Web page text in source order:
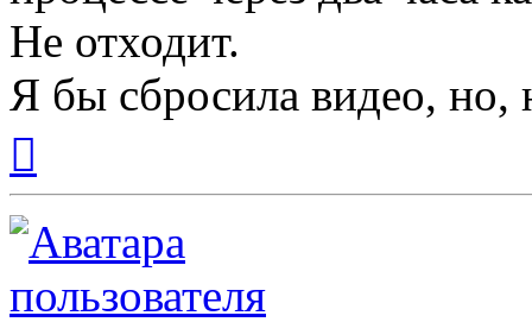
Не отходит.
Я бы сбросила видео, но,
началу